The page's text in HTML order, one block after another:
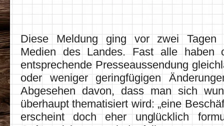
Diese Meldung ging vor zwei Tagen
Medien des Landes. Fast alle haben
entsprechende Presseaussendung
oder weniger geringfügigen
Abgesehen davon, dass man sich
überhaupt thematisiert wird: „eine
erscheint doch eher unglücklich